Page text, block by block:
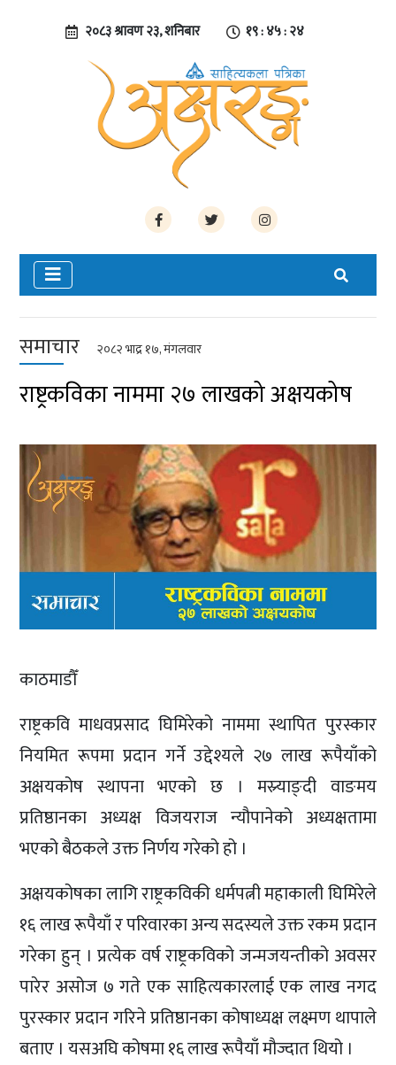
२०८३ श्रावण २३, शनिबार १९ : ४५ : २५
समाचार २०८२ भाद्र १७, मंगलवार
राष्ट्रकविका नाममा २७ लाखको अक्षयकोष
काठमाडौँ
राष्ट्रकवि माधवप्रसाद घिमिरेको नाममा स्थापित पुरस्कार
नियमित रूपमा प्रदान गर्ने उद्देश्यले २७ लाख रूपैयाँको
अक्षयकोष स्थापना भएको छ । मस्र्याङ्दी वाङमय
प्रतिष्ठानका अध्यक्ष विजयराज न्यौपानेको अध्यक्षतामा
भएको बैठकले उक्त निर्णय गरेको हो ।
अक्षयकोषका लागि राष्ट्रकविकी धर्मपत्नी महाकाली घिमिरेले
१६ लाख रूपैयाँ र परिवारका अन्य सदस्यले उक्त रकम प्रदान
गरेका हुन् । प्रत्येक वर्ष राष्ट्रकविको जन्मजयन्तीको अवसर
पारेर असोज ७ गते एक साहित्यकारलाई एक लाख नगद
पुरस्कार प्रदान गरिने प्रतिष्ठानका कोषाध्यक्ष लक्ष्मण थापाले
बताए । यसअघि कोषमा १६ लाख रूपैयाँ मौज्दात थियो ।